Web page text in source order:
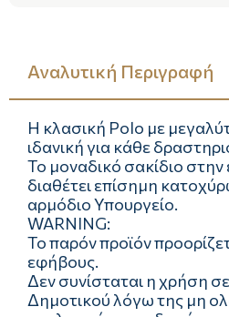
Αναλυτική Περιγραφή
Η κλασική Polo με
ιδανική για κάθε
Το μοναδικό σακίδιο
διαθέτει επίσημη
αρμόδιο Υπουργείο.
WARNING:
Το παρόν προϊόν
εφήβους.
Δεν συνίσταται η χρήση
Δημοτικού λόγω της μη